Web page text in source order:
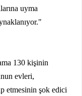
uyma
130 kişinin
evleri,
etmesinin şok edici